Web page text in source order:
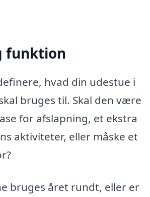
funktion
hvad din udestue i
bruges til. Skal den være
for afslapning, et ekstra
aktiviteter, eller måske et
bruges året rundt, eller er